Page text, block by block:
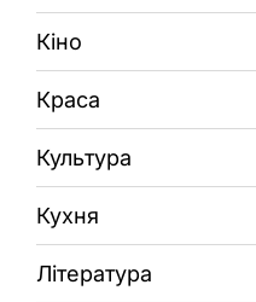
Кіно
Краса
Культура
Кухня
Література